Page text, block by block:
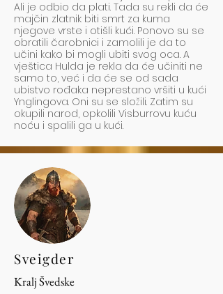
Ali je odbio da plati. Tada su rekli da će
majčin zlatnik biti smrt za kuma
njegove vrste i otišli kući. Ponovo su se
obratili čarobnici i zamolili je da to
učini kako bi mogli ubiti svog oca. A
vještica Hulda je rekla da će učiniti ne
samo to, već i da će se od sada
ubistvo rođaka neprestano vršiti u kući
Ynglingova. Oni su se složili. Zatim su
okupili narod, opkolili Visburrovu kuću
noću i spalili ga u kući.
Sveigder
Kralj Švedske